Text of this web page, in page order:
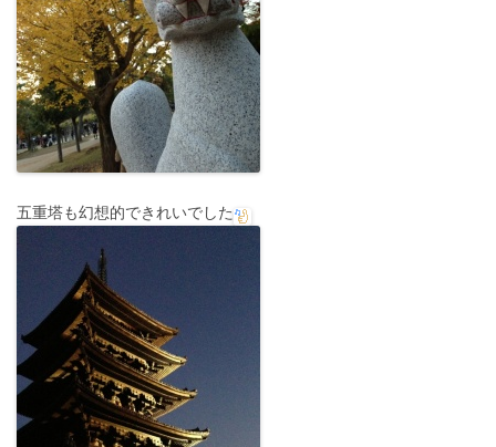
五重塔も幻想的できれいでした